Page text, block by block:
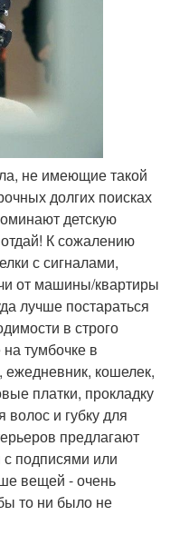
не имеющие такой
долгих поисках
детскую
отдай! К сожалению
с сигналами,
от машины/квартиры
лучше постараться
в строго
тумбочке в
кошелек,
платки, прокладку
волос и губку для
предлагают
с подписями или
вещей - очень
то ни было не